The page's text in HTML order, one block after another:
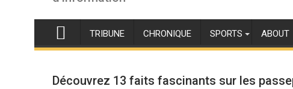
TRIBUNE CHRONIQUE SPORTS ABOUT
Découvrez 13 faits fascinants sur les